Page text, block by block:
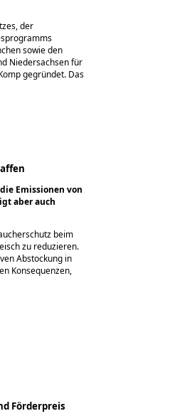
der
sowie den
Niedersachsen für
gegründet. Das
Emissionen von
aber auch
beim
zu reduzieren.
Abstockung in
Konsequenzen,
Förderpreis